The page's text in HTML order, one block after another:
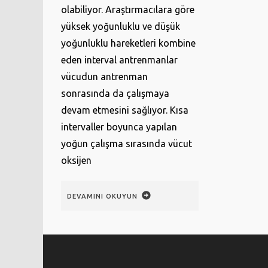
olabiliyor. Araştırmacılara göre
yüksek yoğunluklu ve düşük
yoğunluklu hareketleri kombine
eden interval antrenmanlar
vücudun antrenman
sonrasında da çalışmaya
devam etmesini sağlıyor. Kısa
intervaller boyunca yapılan
yoğun çalışma sırasında vücut
oksijen
DEVAMINI OKUYUN